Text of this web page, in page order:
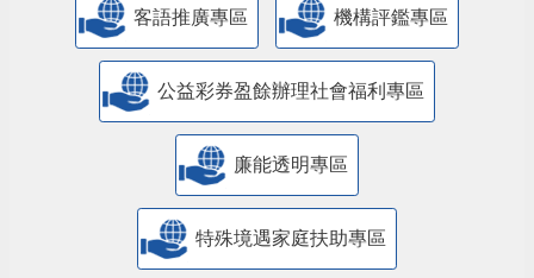
客語推廣專區 機構評鑑專區
公益彩券盈餘辦理社會福利專區
廉能透明專區
特殊境遇家庭扶助專區